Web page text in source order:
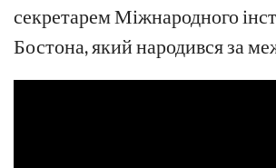
секретарем Міжнародного
Бостона, який народився за